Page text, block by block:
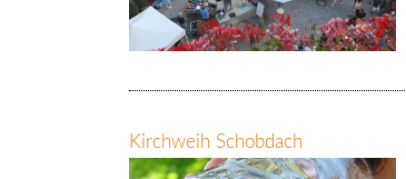
Kirchweih Schobdach